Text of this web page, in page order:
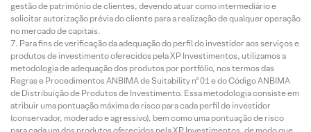
gestão de patrimônio de clientes, devendo atuar como intermediário e
solicitar autorização prévia do cliente para a realização de qualquer operação
no mercado de capitais.
Para fins de verificação da adequação do perfil do investidor aos serviços e
produtos de investimento oferecidos pela XP Investimentos, utilizamos a
metodologia de adequação dos produtos por portfólio, nos termos das
Regras e Procedimentos ANBIMA de Suitability nº 01 e do Código ANBIMA
de Distribuição de Produtos de Investimento. Essa metodologia consiste em
atribuir uma pontuação máxima de risco para cada perfil de investidor
(conservador, moderado e agressivo), bem como uma pontuação de risco